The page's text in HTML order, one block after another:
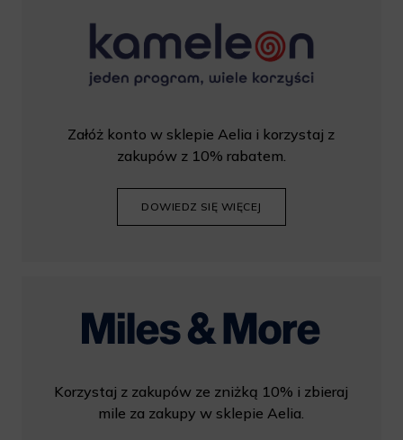
Załóż konto w sklepie Aelia i korzystaj z
zakupów z 10% rabatem.
DOWIEDZ SIĘ WIĘCEJ
Korzystaj z zakupów ze zniżką 10% i zbieraj
mile za zakupy w sklepie Aelia.